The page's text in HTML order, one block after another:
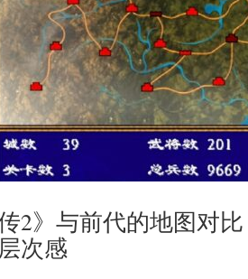
2》与前代的地图对
次感